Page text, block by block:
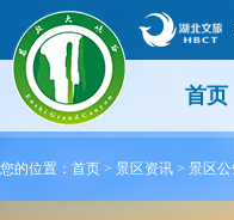
首页
您的位置： 首页 > 景区资讯 > 景区